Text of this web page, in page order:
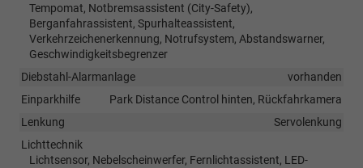
Tempomat, Notbremsassistent (City-Safety),
Berganfahrassistent, Spurhalteassistent,
Verkehrzeichenerkennung, Notrufsystem, Abstandswarner,
Geschwindigkeitsbegrenzer
Diebstahl-Alarmanlage
vorhanden
Einparkhilfe
Park Distance Control hinten, Rückfahrkamera
Lenkung
Servolenkung
Lichttechnik
Lichtsensor, Nebelscheinwerfer, Fernlichtassistent, LED-